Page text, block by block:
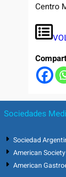
Centro
Sociedades
Sociedad
American
American